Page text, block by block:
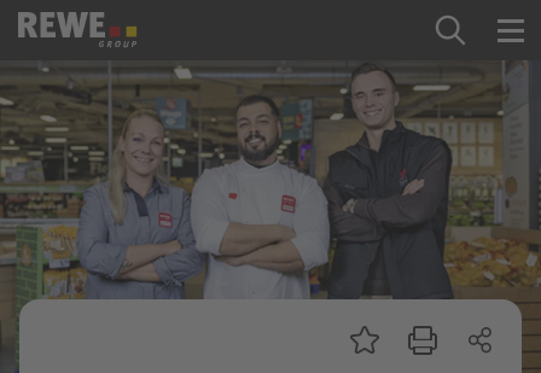
Zum Inhalt springen
Startseite
REWE Group als Arbeitgeber
Ausbildung & Studium
Praktikum & Werkstudium